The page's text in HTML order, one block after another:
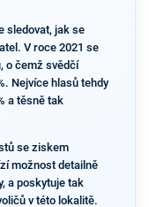
sledovat, jak se
V roce 2021 se
o čemž svědčí
Nejvíce hlasů tehdy
a těsně tak
se ziskem
možnost detailně
a poskytuje tak
v této lokalitě.